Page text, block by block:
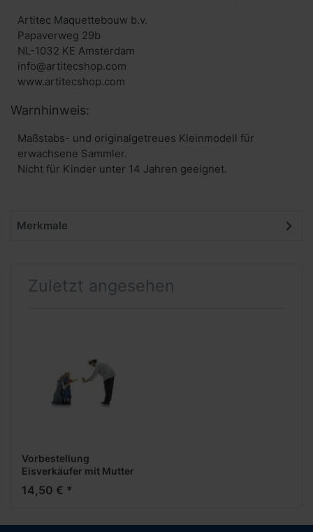
Artitec Maquettebouw b.v.
Papaverweg 29b
NL-1032 KE Amsterdam
info@artitecshop.com
Warnhinweis:
Maßstabs- und originalgetreues Kleinmodell für
erwachsene Sammler.
Nicht für Kinder unter 14 Jahren geeignet.
Merkmale
Zuletzt angesehen
Vorbestellung
Eisverkäufer mit Mutter
und Kind -1:120- -Figuren
bemalt- ***Messe NH
14,50 € *